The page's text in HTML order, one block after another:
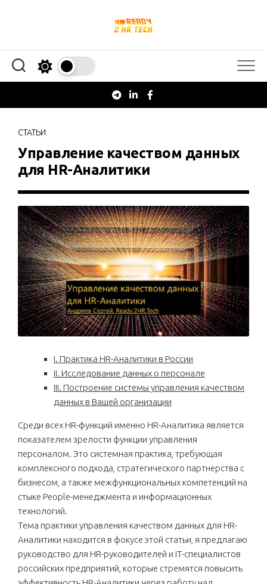
СТАТЬИ
Управление качеством данных
для HR-Аналитики
I. Практика HR-Аналитики в России
II. Исследование данных о персонале
III. Построение системы управления качеством
данных в Вашей организации
Среди всех HR-функций именно HR-Аналитика является
показателем зрелости функции управления
персоналом. Это системная практика, требующая
комплексного подхода, стратегического партнерства с
бизнесом, а также межфункциональных компетенций на
стыке People-менеджмента и информационных
технологий.
Тема практики управления качеством данных для HR-
Аналитики находится в фокусе этой статьи, я предлагаю
руководство для HR-руководителей и IT-специалистов
российских предприятий, которые стремятся повысить